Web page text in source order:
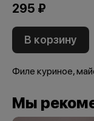
295 ₽
В корзину
Филе куриное,
Мы